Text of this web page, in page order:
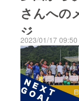
横浜入り、関内
宿泊します。
ら、朝食を済ま
南区弘明寺に
合高校」に集
生、大学生ら
ら設営の手伝
きましたこと
ます。皆様のお
ちの目標であ
万円、支援者
成することが
これから、3月
さんへの
ジ
2023/01/17 09:50